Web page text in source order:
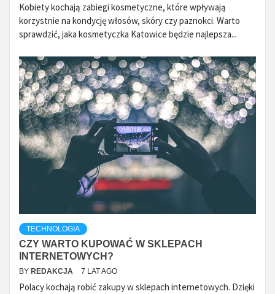
Kobiety kochają zabiegi kosmetyczne, które wpływają
korzystnie na kondycję włosów, skóry czy paznokci. Warto
sprawdzić, jaka kosmetyczka Katowice będzie najlepsza...
TECHNOLOGIA
CZY WARTO KUPOWAĆ W SKLEPACH
INTERNETOWYCH?
BY REDAKCJA 7 LAT AGO
Polacy kochają robić zakupy w sklepach internetowych. Dzięki